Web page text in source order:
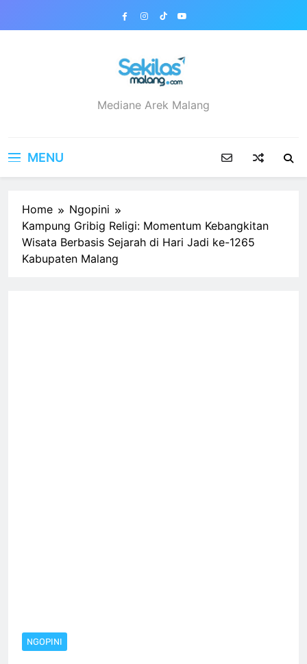
sekilasmalang.com
Mediane Arek Malang
MENU
Home
Ngopini
Kampung Gribig Religi: Momentum Kebangkitan
Wisata Berbasis Sejarah di Hari Jadi ke-1265
Kabupaten Malang
NGOPINI